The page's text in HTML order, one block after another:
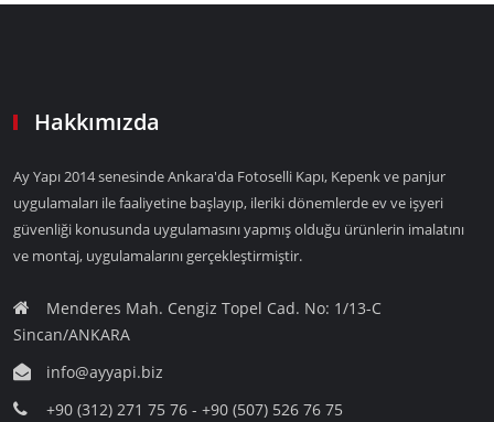
Hakkımızda
Ay Yapı 2014 senesinde Ankara'da Fotoselli Kapı, Kepenk ve panjur
uygulamaları ile faaliyetine başlayıp, ileriki dönemlerde ev ve işyeri
güvenliği konusunda uygulamasını yapmış olduğu ürünlerin imalatını
ve montaj, uygulamalarını gerçekleştirmiştir.
Menderes Mah. Cengiz Topel Cad. No: 1/13-C
Sincan/ANKARA
info@ayyapi.biz
+90 (312) 271 75 76 - +90 (507) 526 76 75